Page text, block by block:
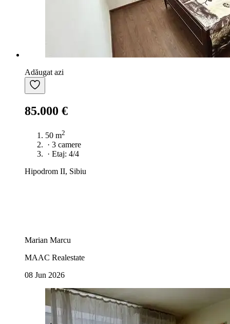
Adăugat azi
85.000 €
50 m2
· 3 camere
· Etaj: 4/4
Hipodrom II, Sibiu
Marian Marcu
MAAC Realestate
08 Jun 2026